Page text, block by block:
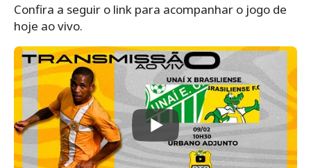
Confira a seguir o link para acompanhar o jogo de
hoje ao vivo.